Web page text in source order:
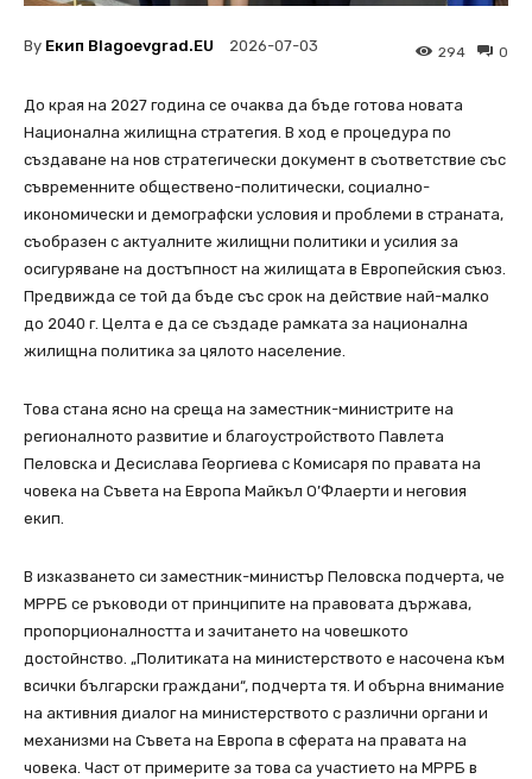
By Екип Blagoevgrad.EU 2026-07-03 0
294
До края на 2027 година се очаква да бъде готова новата
Национална жилищна стратегия. В ход е процедура по
създаване на нов стратегически документ в съответствие със
съвременните обществено-политически, социално-
икономически и демографски условия и проблеми в страната,
съобразен с актуалните жилищни политики и усилия за
осигуряване на достъпност на жилищата в Европейския съюз.
Предвижда се той да бъде със срок на действие най-малко
до 2040 г. Целта е да се създаде рамката за национална
жилищна политика за цялото население.
Това стана ясно на среща на заместник-министрите на
регионалното развитие и благоустройството Павлета
Пеловска и Десислава Георгиева с Комисаря по правата на
човека на Съвета на Европа Майкъл О’Флаерти и неговия
екип.
В изказването си заместник-министър Пеловска подчерта, че
МРРБ се ръководи от принципите на правовата държава,
пропорционалността и зачитането на човешкото
достойнство. „Политиката на министерството е насочена към
всички български граждани“, подчерта тя. И обърна внимание
на активния диалог на министерството с различни органи и
механизми на Съвета на Европа в сферата на правата на
човека. Част от примерите за това са участието на МРРБ в